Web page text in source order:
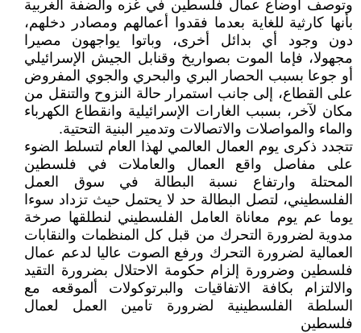
وتوصف أوضاع عمال فلسطين في غزه والضفة الغربية
بأنها كارثية للغاية بعدما فقدوا أعمالهم ومصادر دخلهم،
دون وجود أي بدائل أخرى، وباتوا يواجهون مصيرا
مجهولا، فإما الموت بصواريخ وقنابل الجيش الإسرائيلي
أو جوعا بسبب الحصار البري والبحري والجوي المفروض
على القطاع، إلى جانب استمرار حالة النزوح والتنقل من
مكان لآخر، بسبب الغارات الإسرائيلية وانقطاع الكهرباء
والماء والمواصلات والاتصالات وتدمير البنية التحتية.
تتجدد ذكرى يوم العمال العالمي لهذا العام لتسلط الضوء
على مفاصل واقع العمال والعاملات في فلسطين
المحتلة وارتفاع نسبة البطالة في سوق العمل
الفلسطيني، لتصل البطالة حد لا يحتمل حيث تزداد سوءا
يوما عم يوم معاناة العامل الفلسطيني لنطلقها صرخة
مدوية لضرورة التحرك من قبل كل المنظمات والنقابات
العمالية لضرورة التحرك ورفع الصوت عاليا لدعم عمال
فلسطين وضرورة إلزام حكومة الاحتلال بضرورة التقيد
والالتزام بكافة الاتفاقيات والبرتوكولات ألموقعه مع
السلطة الفلسطينية لضرورة تامين العمل لعمال
فلسطين